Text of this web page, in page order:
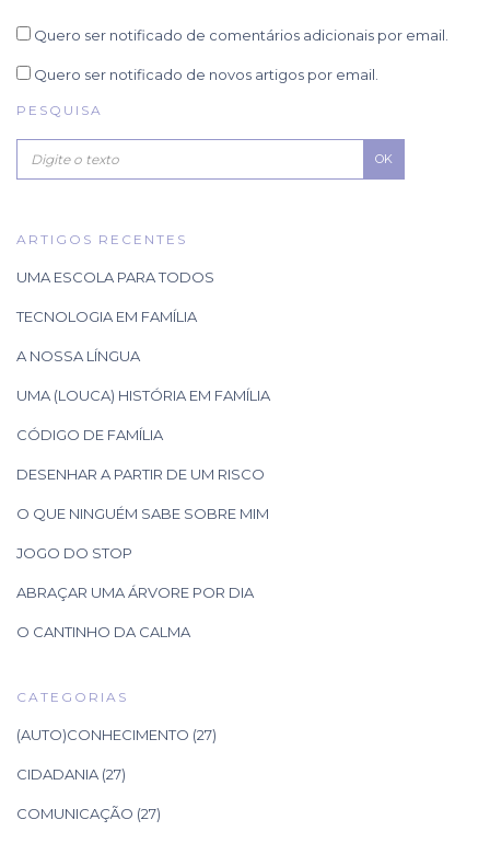
Quero ser notificado de comentários adicionais por email.
Quero ser notificado de novos artigos por email.
PESQUISA
OK
ARTIGOS RECENTES
UMA ESCOLA PARA TODOS
TECNOLOGIA EM FAMÍLIA
A NOSSA LÍNGUA
UMA (LOUCA) HISTÓRIA EM FAMÍLIA
CÓDIGO DE FAMÍLIA
DESENHAR A PARTIR DE UM RISCO
O QUE NINGUÉM SABE SOBRE MIM
JOGO DO STOP
ABRAÇAR UMA ÁRVORE POR DIA
O CANTINHO DA CALMA
CATEGORIAS
(AUTO)CONHECIMENTO (27)
CIDADANIA (27)
COMUNICAÇÃO (27)